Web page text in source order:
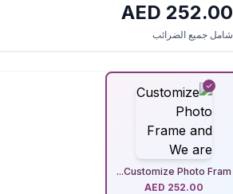
252.00
شامل جميع الضرائب
Customize Photo Fram...
AED 252.00